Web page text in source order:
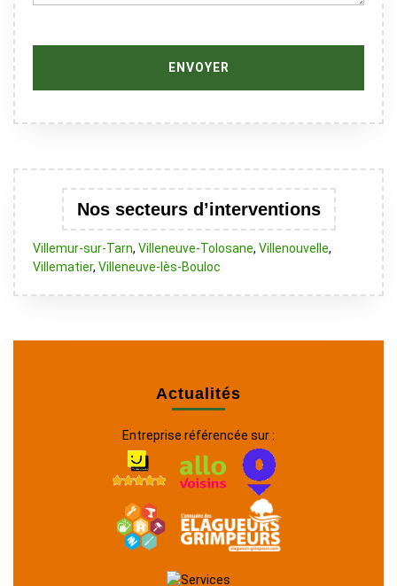
Nos secteurs d’interventions
Villemur-sur-Tarn, Villeneuve-Tolosane, Villenouvelle,
Villematier, Villeneuve-lès-Bouloc
Actualités
Entreprise référencée sur :